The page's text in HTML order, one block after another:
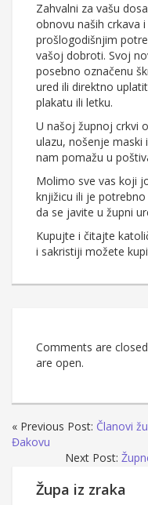
Zahvalni za vašu
obnovu naših crkava
prošlogodišnjim
vašoj dobroti. Svoj
posebno označenu
ured ili direktno
plakatu ili letku.
U našoj župnoj crkvi
ulazu, nošenje maski
nam pomažu u
Molimo sve vas koji
knjižicu ili je
da se javite u župni
Kupujte i čitajte
i sakristiji možete
Comments are
are open.
« Previous Post: Članovi
Đakovu
Next Post:
Župa iz zraka